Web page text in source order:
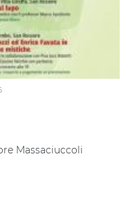
Massaciuccoli